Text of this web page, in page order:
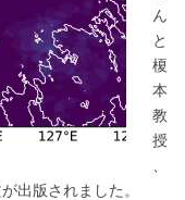
ん
と
榎
本
教
授
出版されました。